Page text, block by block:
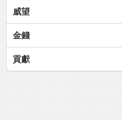
威望
金錢
貢獻